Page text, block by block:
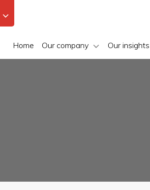
Home Our company Our insights